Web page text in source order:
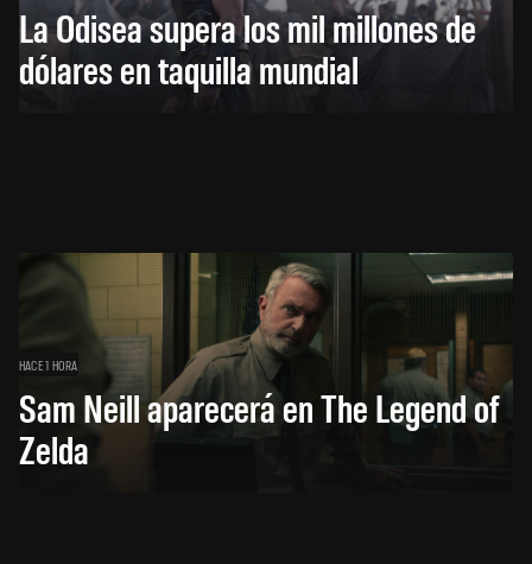
La Odisea supera los mil millones de
dólares en taquilla mundial
HACE 1 HORA
Sam Neill aparecerá en The Legend of
Zelda